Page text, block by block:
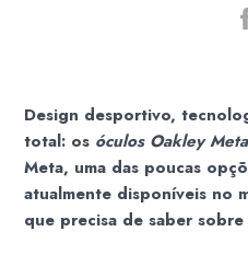
Design desportivo,
total: os óculos Oakley Meta
Meta, uma das poucas
atualmente disponíveis no
que precisa de saber